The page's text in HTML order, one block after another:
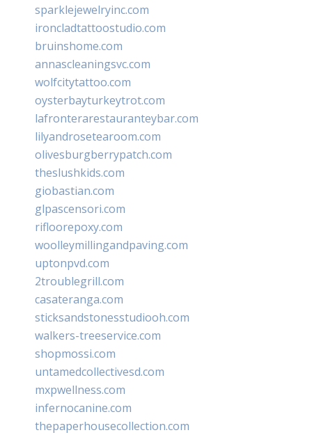
sparklejewelryinc.com
ironcladtattoostudio.com
bruinshome.com
annascleaningsvc.com
wolfcitytattoo.com
oysterbayturkeytrot.com
lafronterarestauranteybar.com
lilyandrosetearoom.com
olivesburgberrypatch.com
theslushkids.com
giobastian.com
glpascensori.com
rifloorepoxy.com
woolleymillingandpaving.com
uptonpvd.com
2troublegrill.com
casateranga.com
sticksandstonesstudiooh.com
walkers-treeservice.com
shopmossi.com
untamedcollectivesd.com
mxpwellness.com
infernocanine.com
thepaperhousecollection.com